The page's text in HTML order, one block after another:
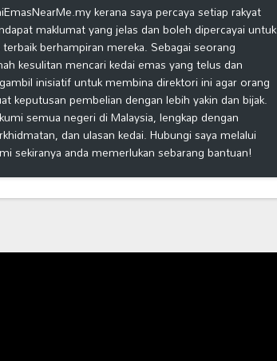
kerana saya percaya setiap rakyat
maklumat yang jelas dan boleh dipercayai untuk
berhampiran mereka. Sebagai seorang
kesulitan mencari kedai emas yang telus dan
inisiatif untuk membina direktori ini agar orang
keputusan pembelian dengan lebih yakin dan bijak.
semua negeri di Malaysia, lengkap dengan
dan ulasan kedai. Hubungi saya melalui
sekiranya anda memerlukan sebarang bantuan!